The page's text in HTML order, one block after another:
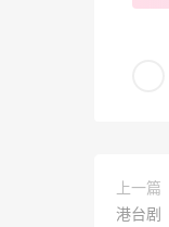
上一篇
港台剧